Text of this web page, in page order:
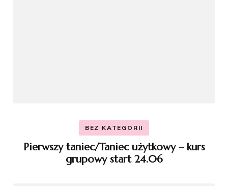
BEZ KATEGORII
Pierwszy taniec/Taniec użytkowy – kurs
grupowy start 24.06